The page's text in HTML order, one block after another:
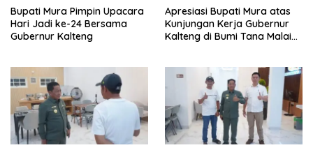
Bupati Mura Pimpin Upacara
Hari Jadi ke-24 Bersama
Gubernur Kalteng
Apresiasi Bupati Mura atas
Kunjungan Kerja Gubernur
Kalteng di Bumi Tana Malai